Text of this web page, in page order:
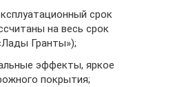
срок
на весь срок
Гранты»);
эффекты, яркое
покрытия;